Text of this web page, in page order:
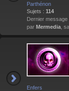
Parthénon
Sujets : 114
Dernier message
par Mermedia ,
Enfers